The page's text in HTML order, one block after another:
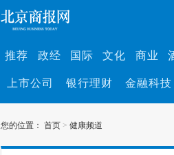
推荐 政经 国际 文化 商业
上市公司 银行理财 金融科技
您的位置： 首页 > 健康频道